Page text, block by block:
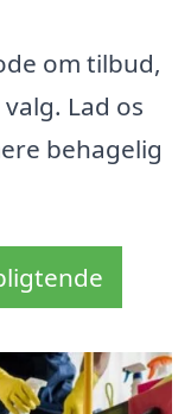
om tilbud,
Lad os
behagelig